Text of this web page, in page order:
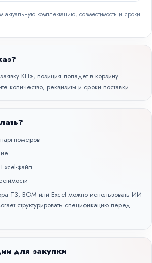
актуальную комплектацию, совместимость и сроки
КП», позиция попадет в корзину
количество, реквизиты и сроки поставки.
номеров
файл
ТЗ, BOM или Excel можно использовать ИИ-
структурировать спецификацию перед
для закупки